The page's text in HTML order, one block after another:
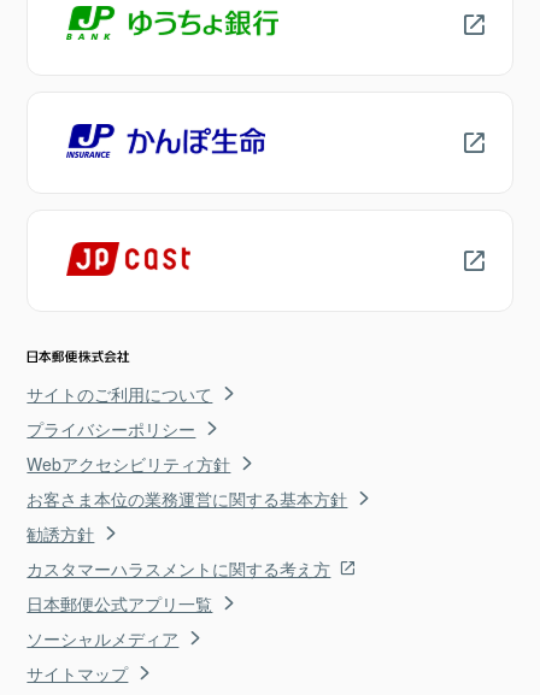
サイトのご利用について
プライバシーポリシー
Webアクセシビリティ方針
お客さま本位の業務運営に関する基本方針
勧誘方針
カスタマーハラスメントに関する考え方
日本郵便公式アプリ一覧
ソーシャルメディア
サイトマップ